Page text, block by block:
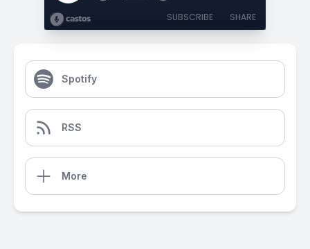
SUBSCRIBE SHARE
Spotify
RSS
More